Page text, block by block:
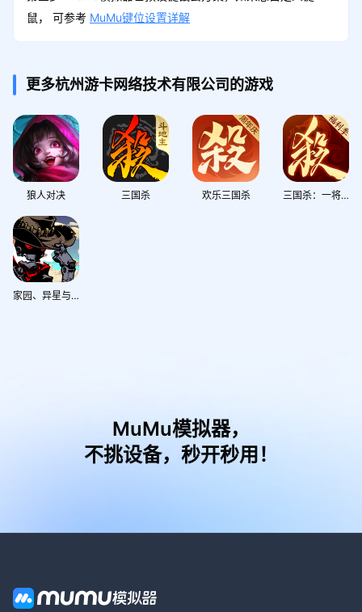
鼠， 可参考 MuMu键位设置详解
更多杭州游卡网络技术有限公司的游戏
狼人对决 三国杀 欢乐三国杀 三国杀：一将成名
家园、异星与猎人
MuMu模拟器，
不挑设备，秒开秒用！